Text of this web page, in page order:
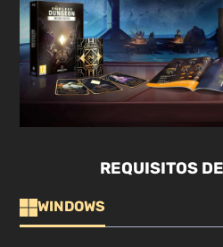
REQUISITOS
WINDOWS